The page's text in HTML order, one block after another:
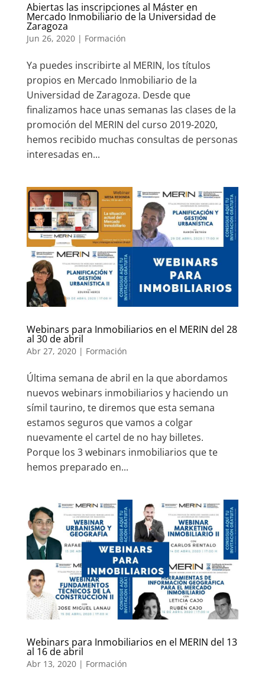
Abiertas las inscripciones al Máster en
Mercado Inmobiliario de la Universidad de
Zaragoza
Jun 26, 2020| Formación
Ya puedes inscribirte al MERIN, los títulos
propios en Mercado Inmobiliario de la
Universidad de Zaragoza. Desde que
finalizamos hace unas semanas las clases de la
promoción del MERIN del curso 2019-2020,
hemos recibido muchas consultas de personas
interesadas en...
Webinars para Inmobiliarios en el MERIN del 28
al 30 de abril
Abr 27, 2020| Formación
Última semana de abril en la que abordamos
nuevos webinars inmobiliarios y haciendo un
símil taurino, te diremos que esta semana
estamos seguros que vamos a colgar
nuevamente el cartel de no hay billetes.
Porque los 3 webinars inmobiliarios que te
hemos preparado en...
Webinars para Inmobiliarios en el MERIN del 13
al 16 de abril
Abr 13, 2020| Formación